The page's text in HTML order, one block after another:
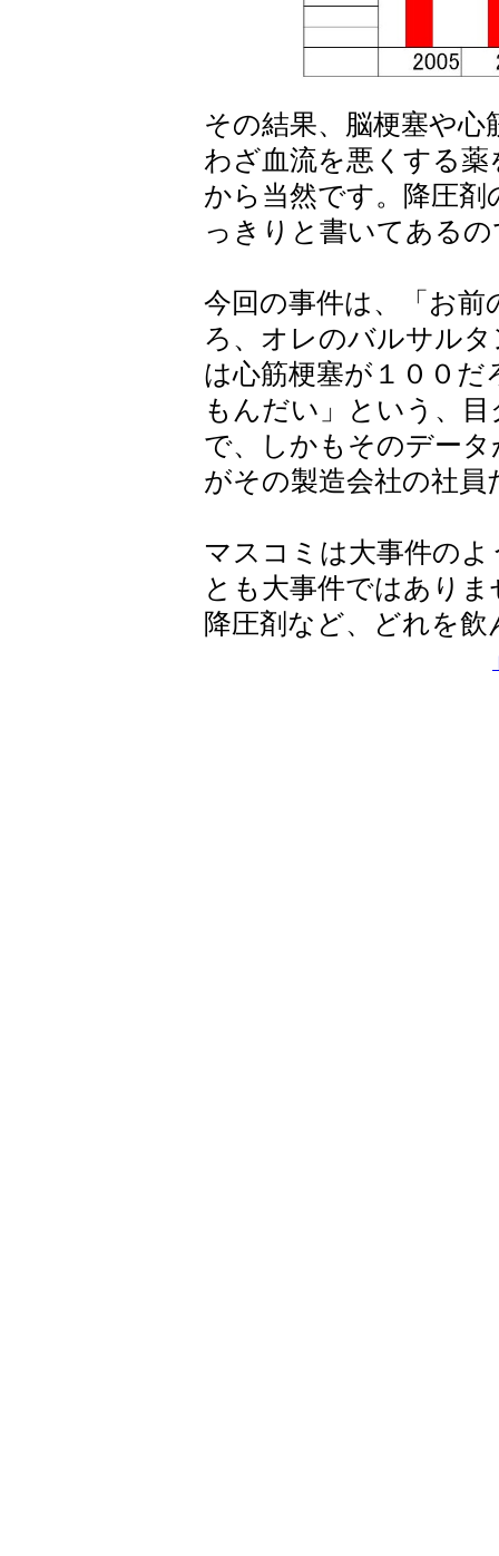
その結果、脳梗塞や
わざ血流を悪くする
から当然です。降圧
っきりと書いてある
今回の事件は、「お前
ろ、オレのバルサル
は心筋梗塞が１００
もんだい」という、
で、しかもそのデー
がその製造会社の社
マスコミは大事件の
とも大事件ではありま
降圧剤など、どれを